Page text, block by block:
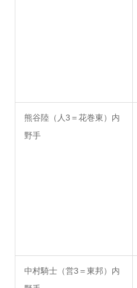
熊谷陸（人3＝花巻東）内
野手
中村騎士（営3＝東邦）内